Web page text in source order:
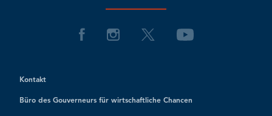
Kontakt
Büro des Gouverneurs für wirtschaftliche Chancen